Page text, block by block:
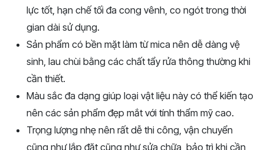
lực tốt, hạn chế tối đa cong vênh, co ngót trong thời
gian dài sử dụng.
Sản phẩm có bền mặt làm từ mica nên dễ dàng vệ
sinh, lau chùi bằng các chất tẩy rửa thông thường khi
cần thiết.
Màu sắc đa dạng giúp loại vật liệu này có thể kiến tạo
nên các sản phẩm đẹp mắt với tính thẩm mỹ cao.
Trọng lượng nhẹ nên rất dễ thi công, vận chuyển
cũng như lắp đặt cũng như sửa chữa, bảo trì khi cần